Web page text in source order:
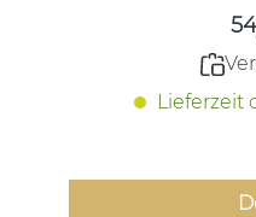
Lieferzeit